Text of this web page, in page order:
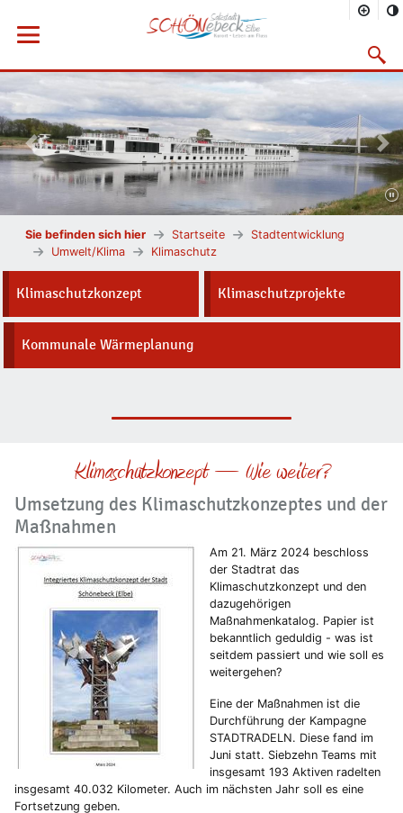
Menü öffnen
Vorheriges Bild
Sie befinden sich hier Startseite
Stadtentwicklung
Umwelt/Klima
Klimaschutz
Klimaschutzkonzept Klimaschutzprojekte
Kommunale Wärmeplanung
Klimaschutzkonzept – Wie weiter?
Umsetzung des Klimaschutzkonzeptes und der
Maßnahmen
Am 21. März 2024 beschloss
der Stadtrat das
Klimaschutzkonzept und den
dazugehörigen
Maßnahmenkatalog. Papier ist
bekanntlich geduldig - was ist
seitdem passiert und wie soll es
weitergehen?
Eine der Maßnahmen ist die
Durchführung der Kampagne
STADTRADELN. Diese fand im
Juni statt. Siebzehn Teams mit
insgesamt 193 Aktiven radelten
insgesamt 40.032 Kilometer. Auch im nächsten Jahr soll es eine
Fortsetzung geben.